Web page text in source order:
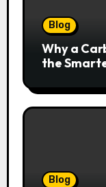
Blog
Why a
the
Blog